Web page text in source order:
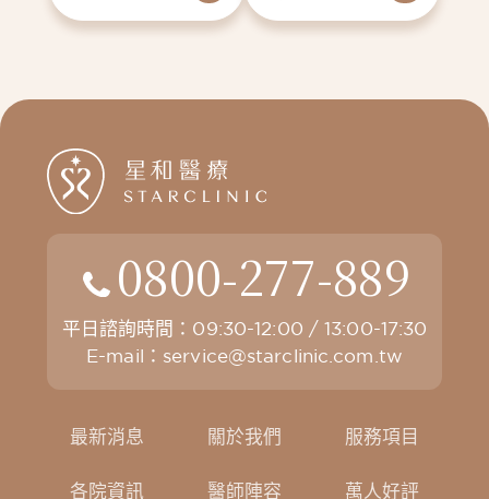
0800-277-889
平日諮詢時間：09:30-12:00 / 13:00-17:30
E-mail： service@starclinic.com.tw
最新消息 關於我們 服務項目
各院資訊 醫師陣容 萬人好評